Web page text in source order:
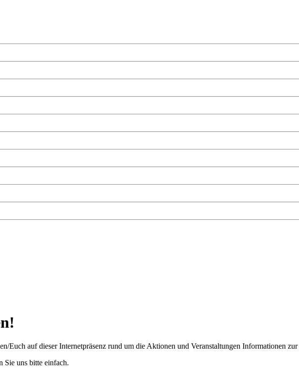
Euch auf dieser Internetpräsenz rund um die Aktionen und Veranstaltungen Informationen
Sie uns bitte einfach.